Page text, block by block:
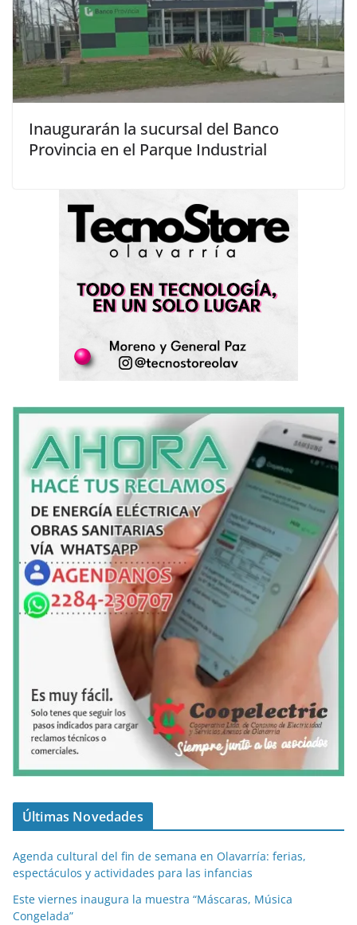
Inaugurarán la sucursal del Banco
Provincia en el Parque Industrial
Últimas Novedades
Agenda cultural del fin de semana en Olavarría: ferias,
espectáculos y actividades para las infancias
Este viernes inaugura la muestra “Máscaras, Música
Congelada”